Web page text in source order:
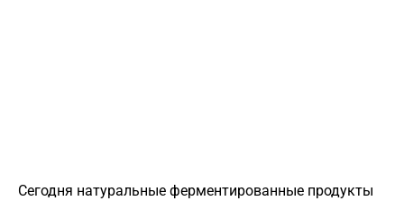
Сегодня натуральные ферментированные продукты